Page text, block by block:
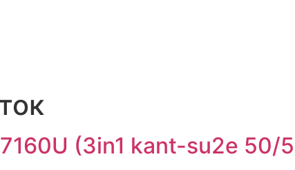
(3in1 kant-su2e 50/